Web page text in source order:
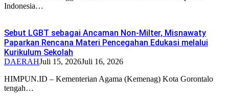
Indonesia…
Sebut LGBT sebagai Ancaman Non-Milter, Misnawaty
Paparkan Rencana Materi Pencegahan Edukasi melalui
Kurikulum Sekolah
DAERAHJuli 15, 2026Juli 16, 2026
HIMPUN.ID – Kementerian Agama (Kemenag) Kota Gorontalo
tengah…